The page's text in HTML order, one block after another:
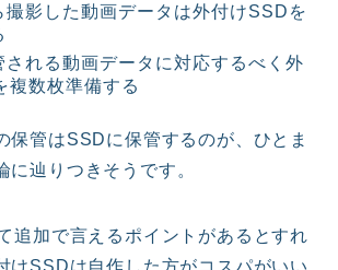
撮影した動画データは外付けSSDを
される動画データに対応するべく外
複数枚準備する
保管はSSDに保管するのが、ひとま
に辿りつきそうです。
追加で言えるポイントがあるとすれ